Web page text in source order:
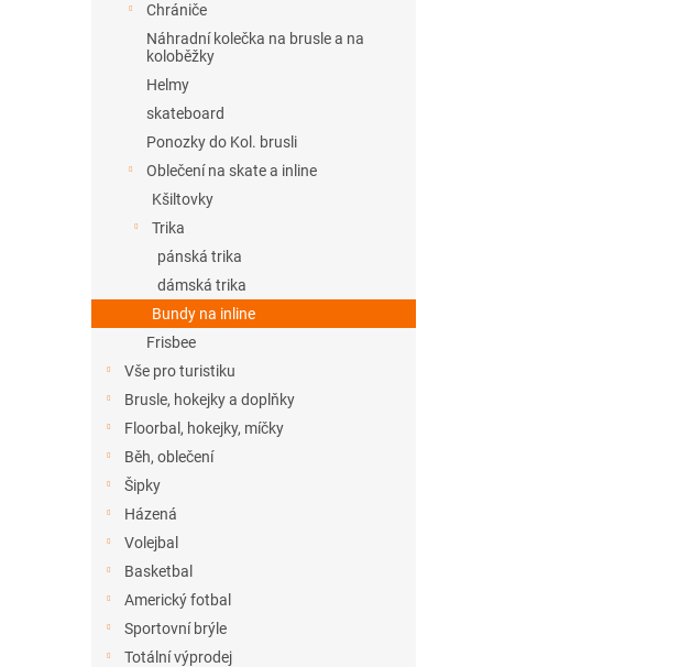
Chrániče
Náhradní kolečka na brusle a na
koloběžky
Helmy
skateboard
Ponozky do Kol. brusli
Oblečení na skate a inline
Kšiltovky
Trika
pánská trika
dámská trika
Bundy na inline
Frisbee
Vše pro turistiku
Brusle, hokejky a doplňky
Floorbal, hokejky, míčky
Běh, oblečení
Šipky
Házená
Volejbal
Basketbal
Americký fotbal
Sportovní brýle
Totální výprodej